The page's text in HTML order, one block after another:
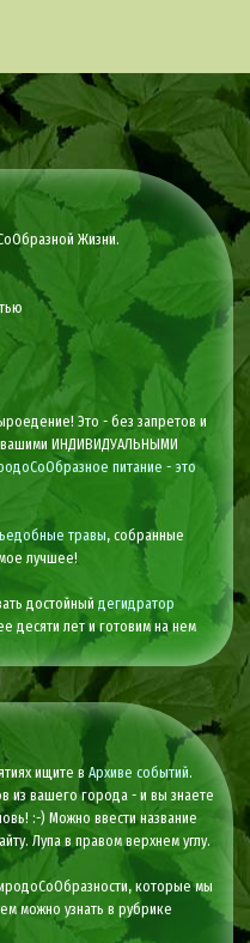
Жизни.
Это - без запретов и
вашими ИНДИВИДУАЛЬНЫМИ
питание - это
травы, собранные
лучшее!
достойныйдегидратор
десяти лет и готовим на нем
ищите вАрхиве событий.
из вашего города - и вы знаете
:-) Можно ввести название
Лупа в правом верхнем углу.
которые мы
можно узнать в рубрике